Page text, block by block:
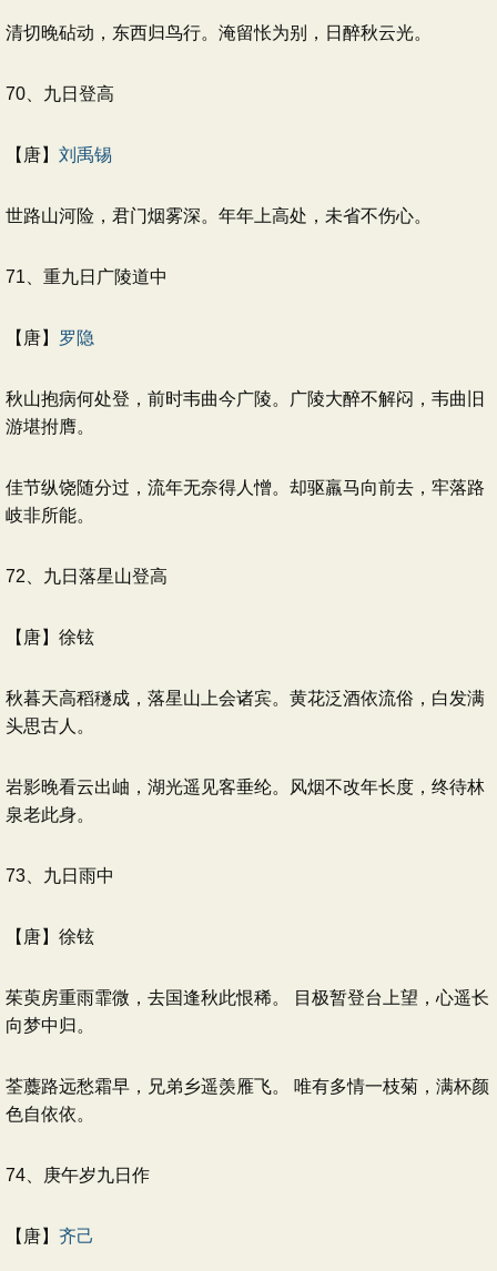
清切晚砧动，东西归鸟行。淹留怅为别，日醉秋云光。
70、九日登高
【唐】 刘禹锡
世路山河险，君门烟雾深。年年上高处，未省不伤心。
71、重九日广陵道中
【唐】 罗隐
秋山抱病何处登，前时韦曲今广陵。广陵大醉不解闷，韦曲旧
游堪拊膺。
佳节纵饶随分过，流年无奈得人憎。却驱羸马向前去，牢落路
岐非所能。
72、九日落星山登高
【唐】徐铉
秋暮天高稻穟成，落星山上会诸宾。黄花泛酒依流俗，白发满
头思古人。
岩影晚看云出岫，湖光遥见客垂纶。风烟不改年长度，终待林
泉老此身。
73、九日雨中
【唐】徐铉
茱萸房重雨霏微，去国逢秋此恨稀。 目极暂登台上望，心遥长
向梦中归。
荃蘪路远愁霜早，兄弟乡遥羡雁飞。 唯有多情一枝菊，满杯颜
色自依依。
74、庚午岁九日作
【唐】 齐己